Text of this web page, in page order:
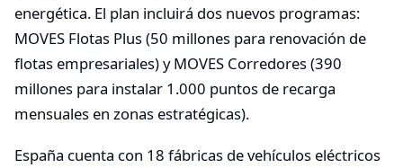
energética. El plan incluirá dos nuevos programas:
MOVES Flotas Plus (50 millones para renovación de
flotas empresariales) y MOVES Corredores (390
millones para instalar 1.000 puntos de recarga
mensuales en zonas estratégicas).
España cuenta con 18 fábricas de vehículos eléctricos